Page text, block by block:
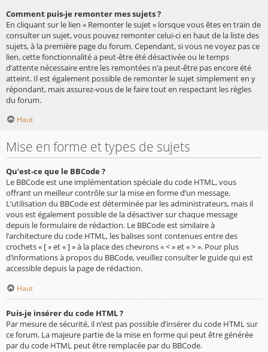
Comment puis-je remonter mes sujets ?
En cliquant sur le lien « Remonter le sujet » lorsque vous êtes en train de
consulter un sujet, vous pouvez remonter celui-ci en haut de la liste des
sujets, à la première page du forum. Cependant, si vous ne voyez pas ce
lien, cette fonctionnalité a peut-être été désactivée ou le temps
d’attente nécessaire entre les remontées n’a peut-être pas encore été
atteint. Il est également possible de remonter le sujet simplement en y
répondant, mais assurez-vous de le faire tout en respectant les règles
du forum.
Haut
Mise en forme et types de sujets
Qu’est-ce que le BBCode ?
Le BBCode est une implémentation spéciale du code HTML, vous
offrant un meilleur contrôle sur la mise en forme d’un message.
L’utilisation du BBCode est déterminée par les administrateurs, mais il
vous est également possible de la désactiver sur chaque message
depuis le formulaire de rédaction. Le BBCode est similaire à
l’architecture du code HTML, les balises sont contenues entre des
crochets « [ » et « ] » à la place des chevrons « < » et « > ». Pour plus
d’informations à propos du BBCode, veuillez consulter le guide qui est
accessible depuis la page de rédaction.
Haut
Puis-je insérer du code HTML ?
Par mesure de sécurité, il n’est pas possible d’insérer du code HTML sur
ce forum. La majeure partie de la mise en forme qui peut être générée
par du code HTML peut être remplacée par du BBCode.